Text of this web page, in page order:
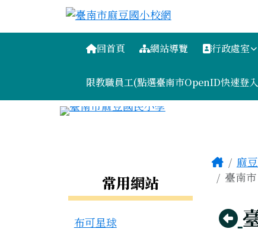
臺南市麻豆國小校網
回首頁 網站導覽 行政處室
限教職員工(點選臺南市OpenID快速登
左邊區域內容
常用網站
布可星球
主內
Home
麻
臺南